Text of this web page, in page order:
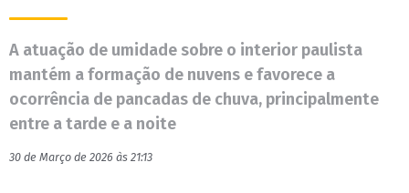
A atuação de umidade sobre o interior paulista
mantém a formação de nuvens e favorece a
ocorrência de pancadas de chuva, principalmente
entre a tarde e a noite
30 de Março de 2026 às 21:13